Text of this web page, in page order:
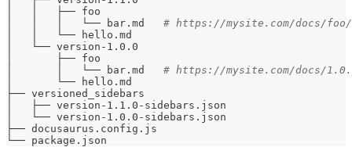
│   │   ├── foo
│   │   │   └── bar.md # https://mysite.com/docs/
│   │   └── hello.md
│   └── version-1.0.0
│       ├── foo
│       │   └── bar.md # https://mysite.com/docs/
│       └── hello.md
├── versioned_sidebars
│   ├── version-1.1.0-sidebars.json
│   └── version-1.0.0-sidebars.json
├── docusaurus.config.js
└── package.json